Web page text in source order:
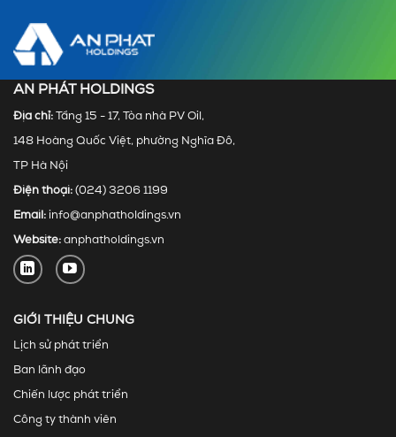
AN PHÁT HOLDINGS
Địa chỉ: Tầng 15 - 17, Tòa nhà PV Oil,
148 Hoàng Quốc Việt, phường Nghĩa Đô,
TP Hà Nội
Điện thoại: (024) 3206 1199
Email: info@anphatholdings.vn
Website: anphatholdings.vn
GIỚI THIỆU CHUNG
Lịch sử phát triển
Ban lãnh đạo
Chiến lược phát triển
Công ty thành viên